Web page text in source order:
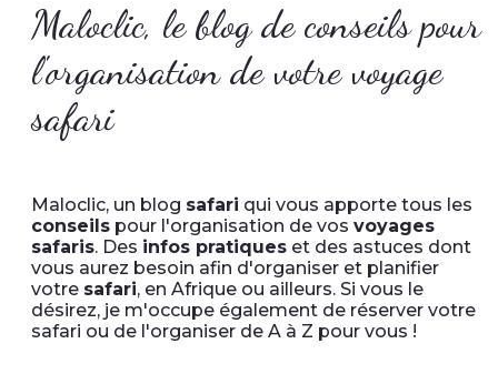
Maloclic, le blog de conseils pour
l'organisation de votre voyage
safari
Maloclic, un blog safari qui vous apporte tous les
conseils pour l'organisation de vos voyages
safaris. Des infos pratiques et des astuces dont
vous aurez besoin afin d'organiser et planifier
votre safari, en Afrique ou ailleurs. Si vous le
désirez, je m'occupe également de réserver votre
safari ou de l'organiser de A à Z pour vous !